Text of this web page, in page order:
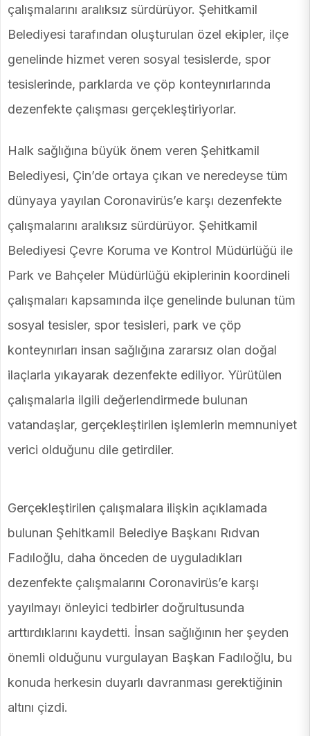
çalışmalarını aralıksız sürdürüyor. Şehitkamil
Belediyesi tarafından oluşturulan özel ekipler, ilçe
genelinde hizmet veren sosyal tesislerde, spor
tesislerinde, parklarda ve çöp konteynırlarında
dezenfekte çalışması gerçekleştiriyorlar.
Halk sağlığına büyük önem veren Şehitkamil
Belediyesi, Çin’de ortaya çıkan ve neredeyse tüm
dünyaya yayılan Coronavirüs’e karşı dezenfekte
çalışmalarını aralıksız sürdürüyor. Şehitkamil
Belediyesi Çevre Koruma ve Kontrol Müdürlüğü ile
Park ve Bahçeler Müdürlüğü ekiplerinin koordineli
çalışmaları kapsamında ilçe genelinde bulunan tüm
sosyal tesisler, spor tesisleri, park ve çöp
konteynırları insan sağlığına zararsız olan doğal
ilaçlarla yıkayarak dezenfekte ediliyor. Yürütülen
çalışmalarla ilgili değerlendirmede bulunan
vatandaşlar, gerçekleştirilen işlemlerin memnuniyet
verici olduğunu dile getirdiler.
Gerçekleştirilen çalışmalara ilişkin açıklamada
bulunan Şehitkamil Belediye Başkanı Rıdvan
Fadıloğlu, daha önceden de uyguladıkları
dezenfekte çalışmalarını Coronavirüs’e karşı
yayılmayı önleyici tedbirler doğrultusunda
arttırdıklarını kaydetti. İnsan sağlığının her şeyden
önemli olduğunu vurgulayan Başkan Fadıloğlu, bu
konuda herkesin duyarlı davranması gerektiğinin
altını çizdi.